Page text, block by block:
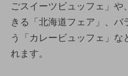
ごスイーツビュッフェ」
きる「北海道フェア」、バ
う「カレービュッフェ」な
れます。